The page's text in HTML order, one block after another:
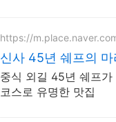
https://
신사 45년 쉐프의
중식 외길 45년 쉐프
코스로 유명한 맛집